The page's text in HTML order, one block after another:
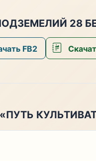
28
FB2